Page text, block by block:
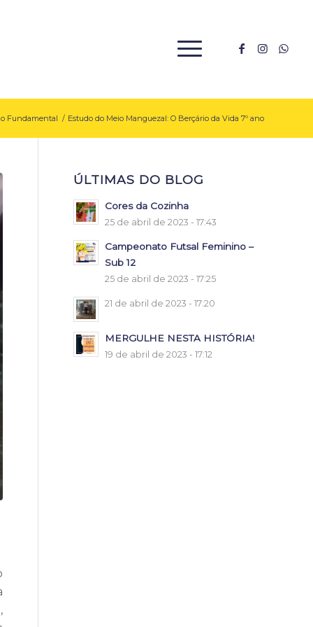
Fundamental / Estudo do Meio Manguezal: O Berçário da Vida 7º ano
ÚLTIMAS DO BLOG
Cores da Cozinha
25 de abril de 2023 - 17:43
Campeonato Futsal Feminino –
Sub 12
25 de abril de 2023 - 17:25
21 de abril de 2023 - 17:20
MERGULHE NESTA HISTÓRIA!
19 de abril de 2023 - 17:12